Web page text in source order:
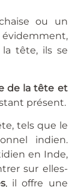
ou un
tête, ils se
de la tête et
présent.
tels que le
indien.
en Inde,
sur elles-
, il offre une